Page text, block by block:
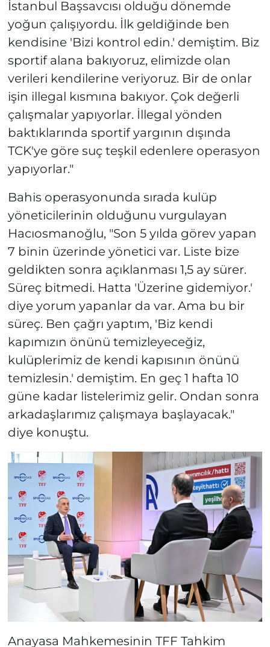
İstanbul Başsavcısı olduğu dönemde
yoğun çalışıyordu. İlk geldiğinde ben
kendisine 'Bizi kontrol edin.' demiştim. Biz
sportif alana bakıyoruz, elimizde olan
verileri kendilerine veriyoruz. Bir de onlar
işin illegal kısmına bakıyor. Çok değerli
çalışmalar yapıyorlar. İllegal yönden
baktıklarında sportif yargının dışında
TCK'ye göre suç teşkil edenlere operasyon
yapıyorlar."
Bahis operasyonunda sırada kulüp
yöneticilerinin olduğunu vurgulayan
Hacıosmanoğlu, "Son 5 yılda görev yapan
7 binin üzerinde yönetici var. Liste bize
geldikten sonra açıklanması 1,5 ay sürer.
Süreç bitmedi. Hatta 'Üzerine gidemiyor.'
diye yorum yapanlar da var. Ama bu bir
süreç. Ben çağrı yaptım, 'Biz kendi
kapımızın önünü temizleyeceğiz,
kulüplerimiz de kendi kapısının önünü
temizlesin.' demiştim. En geç 1 hafta 10
güne kadar listelerimiz gelir. Ondan sonra
arkadaşlarımız çalışmaya başlayacak."
diye konuştu.
Anayasa Mahkemesinin TFF Tahkim